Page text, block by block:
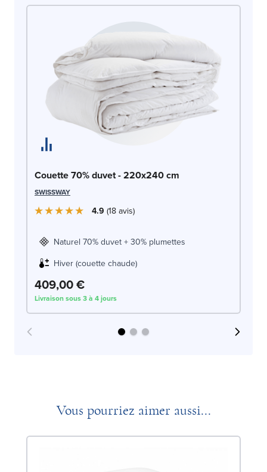
Couette 70% duvet - 220x240 cm
SWISSWAY
4.9 18 avis
Naturel 70% duvet + 30% plumettes
Hiver (couette chaude)
409,00 €
Livraison sous 3 à 4 jours
Vous pourriez aimer aussi...